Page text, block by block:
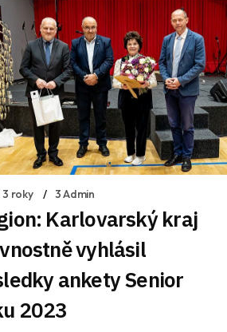
3 roky 3 Admin
Karlovarský kraj
vyhlásil
ankety Senior
2023